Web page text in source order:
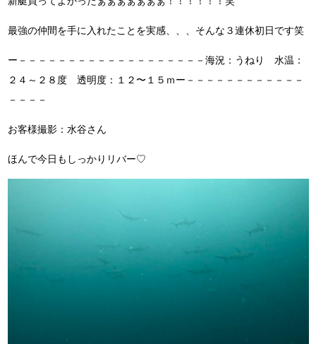
最強の仲間を手に入れたことを実感、、、そんな３連休初日です笑
ー－－－－－－－－－－－－－－－－－－－海況：うねり 水温：
２４～２８度 透明度：１２〜１５ｍー－－－－－－－－－－－－
－－－－
お客様撮影：水谷さん
ほんで今日もしっかりリバー♡